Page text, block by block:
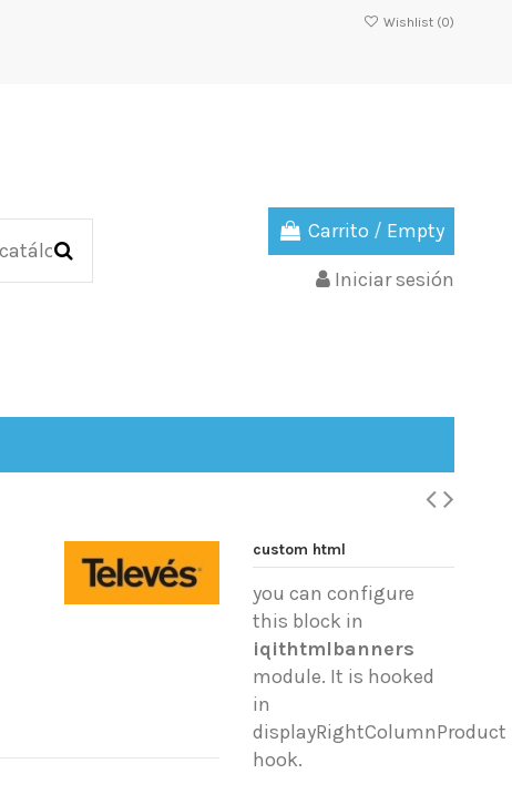
Wishlist (0)
Carrito / Empty
Iniciar sesión
custom html
you can configure
this block in
iqithtmlbanners
module. It is hooked
in
displayRightColumnProduct
hook.